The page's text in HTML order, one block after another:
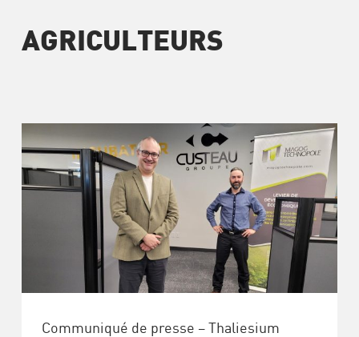
AGRICULTEURS
Communiqué de presse – Thaliesium